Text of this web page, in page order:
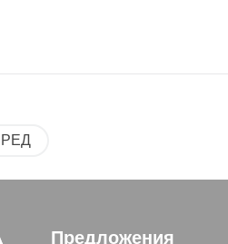
Предложения